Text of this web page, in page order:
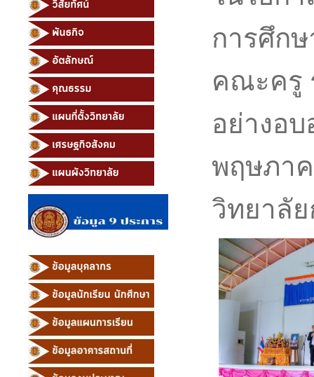
การศึก
คณะครู
อย่างอ
พฤษภา
วิทยาลั